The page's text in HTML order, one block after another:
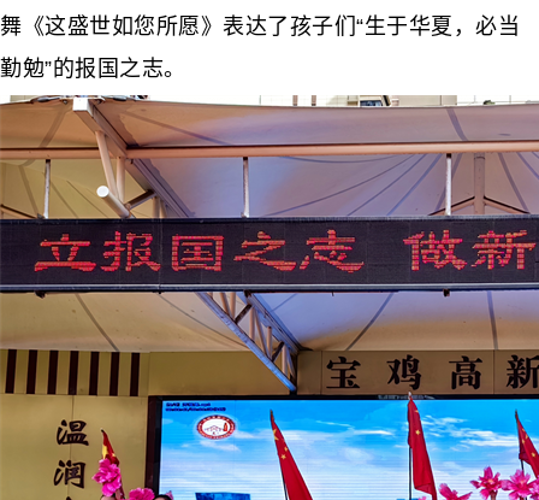
舞《这盛世如您所愿》表达了孩子们“生于华夏，必当
勤勉”的报国之志。